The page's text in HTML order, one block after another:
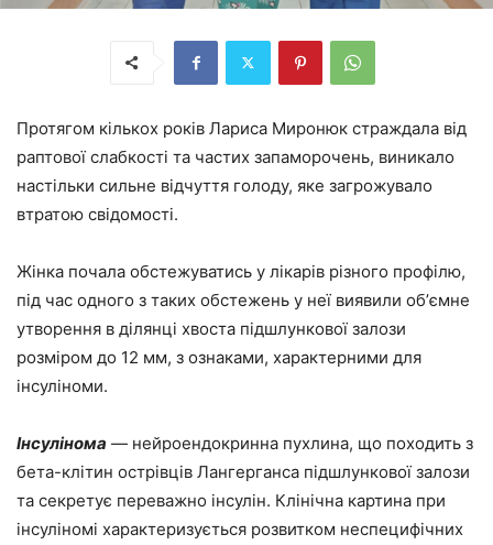
Протягом кількох років Лариса Миронюк страждала від
раптової слабкості та частих запаморочень, виникало
настільки сильне відчуття голоду, яке загрожувало
втратою свідомості.
Жінка почала обстежуватись у лікарів різного профілю,
під час одного з таких обстежень у неї виявили обʼємне
утворення в ділянці хвоста підшлункової залози
розміром до 12 мм, з ознаками, характерними для
інсуліноми.
Інсулінома — нейроендокринна пухлина, що походить з
бета-клітин острівців Лангерганса підшлункової залози
та секретує переважно інсулін. Клінічна картина при
інсуліномі характеризується розвитком неспецифічних